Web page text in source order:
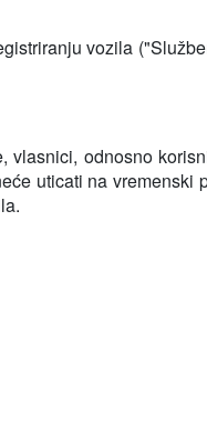
vozila
vlasnici, odnosno
uticati na vremenski